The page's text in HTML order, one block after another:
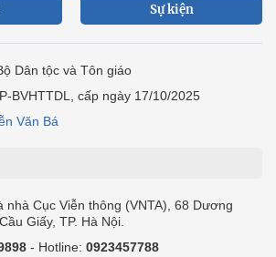
Sự kiện
Dân tộc và Tôn giáo
BVHTTDL, cấp ngày 17/10/2025
Văn Bá
nhà Cục Viễn thông (VNTA), 68 Dương
Giấy, TP. Hà Nội.
- Hotline: 0923457788